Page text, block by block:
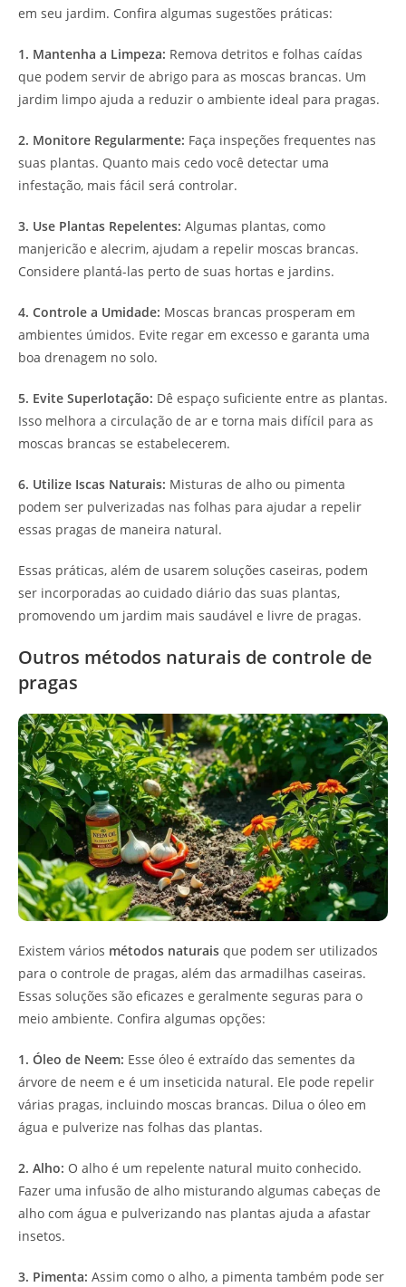
em seu jardim. Confira algumas sugestões práticas:
1. Mantenha a Limpeza: Remova detritos e folhas caídas
que podem servir de abrigo para as moscas brancas. Um
jardim limpo ajuda a reduzir o ambiente ideal para pragas.
2. Monitore Regularmente: Faça inspeções frequentes nas
suas plantas. Quanto mais cedo você detectar uma
infestação, mais fácil será controlar.
3. Use Plantas Repelentes: Algumas plantas, como
manjericão e alecrim, ajudam a repelir moscas brancas.
Considere plantá-las perto de suas hortas e jardins.
4. Controle a Umidade: Moscas brancas prosperam em
ambientes úmidos. Evite regar em excesso e garanta uma
boa drenagem no solo.
5. Evite Superlotação: Dê espaço suficiente entre as plantas.
Isso melhora a circulação de ar e torna mais difícil para as
moscas brancas se estabelecerem.
6. Utilize Iscas Naturais: Misturas de alho ou pimenta
podem ser pulverizadas nas folhas para ajudar a repelir
essas pragas de maneira natural.
Essas práticas, além de usarem soluções caseiras, podem
ser incorporadas ao cuidado diário das suas plantas,
promovendo um jardim mais saudável e livre de pragas.
Outros métodos naturais de controle de
pragas
Existem vários métodos naturais que podem ser utilizados
para o controle de pragas, além das armadilhas caseiras.
Essas soluções são eficazes e geralmente seguras para o
meio ambiente. Confira algumas opções:
1. Óleo de Neem: Esse óleo é extraído das sementes da
árvore de neem e é um inseticida natural. Ele pode repelir
várias pragas, incluindo moscas brancas. Dilua o óleo em
água e pulverize nas folhas das plantas.
2. Alho: O alho é um repelente natural muito conhecido.
Fazer uma infusão de alho misturando algumas cabeças de
alho com água e pulverizando nas plantas ajuda a afastar
insetos.
3. Pimenta: Assim como o alho, a pimenta também pode ser